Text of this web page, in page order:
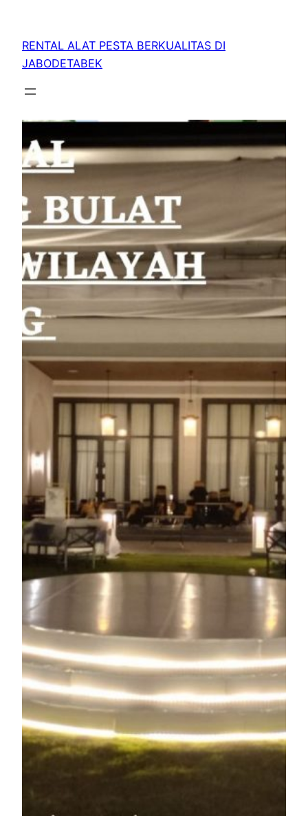
RENTAL ALAT PESTA BERKUALITAS DI
JABODETABEK